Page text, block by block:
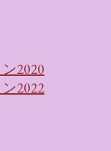
2020
2022